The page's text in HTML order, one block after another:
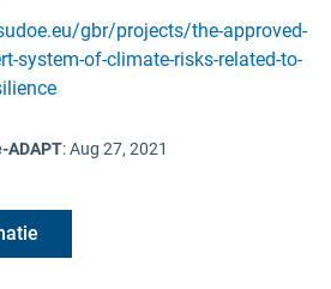
gbr/projects/the-approved-
system-of-climate-risks-related-to-
ADAPT:Aug 27, 2021